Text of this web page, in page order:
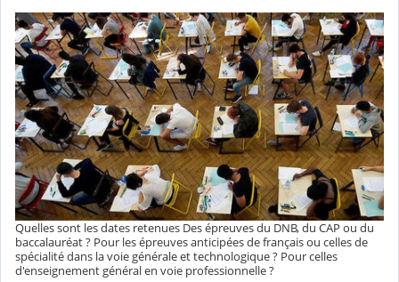
Quelles sont les dates retenues Des épreuves du DNB, du CAP ou du
baccalauréat ? Pour les épreuves anticipées de français ou celles de
spécialité dans la voie générale et technologique ? Pour celles
d'enseignement général en voie professionnelle ?